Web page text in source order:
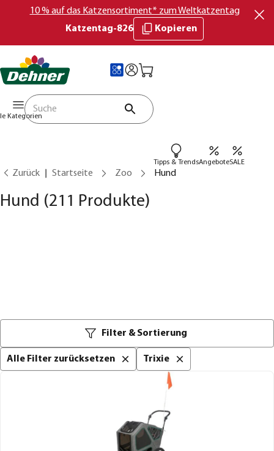
10 % auf das Katzensortiment* zum Weltkatzentag
Katzentag-826
Kopieren
Kategorien
Tipps & TrendsAngeboteSALE
Zurück Startseite Zoo Hund
Hund (211 Produkte)
Filter & Sortierung
Alle Filter zurücksetzen Trixie